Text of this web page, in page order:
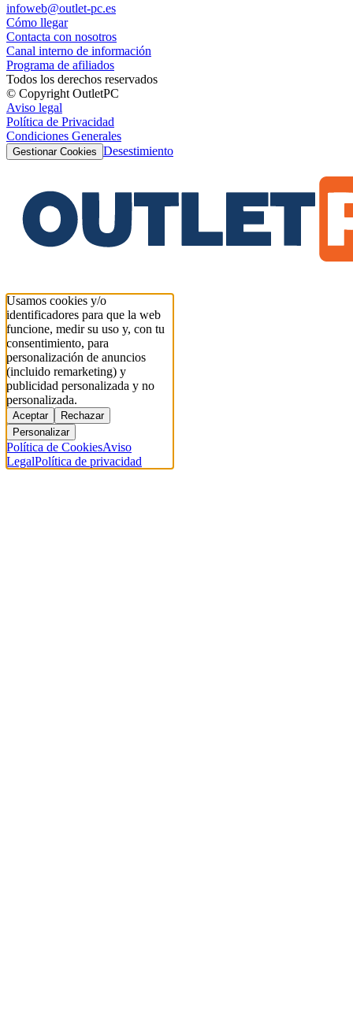
infoweb@outlet-pc.es
Cómo llegar
Contacta con nosotros
Canal interno de información
Programa de afiliados
Todos los derechos reservados
© Copyright OutletPC
Aviso legal
Política de Privacidad
Condiciones Generales
Gestionar Cookies Desestimiento
Usamos cookies y/o
identificadores para que la web
funcione, medir su uso y, con tu
consentimiento, para
personalización de anuncios
(incluido remarketing) y
publicidad personalizada y no
personalizada.
Aceptar
Rechazar
Personalizar
Política de CookiesAviso
LegalPolítica de privacidad